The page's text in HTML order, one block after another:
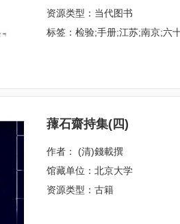
资源类型：当代图书
标签：检验;手册;江苏;南京;六
蘀石齋持集(四)
作者： (清)錢載撰
馆藏单位：北京大学
资源类型：古籍